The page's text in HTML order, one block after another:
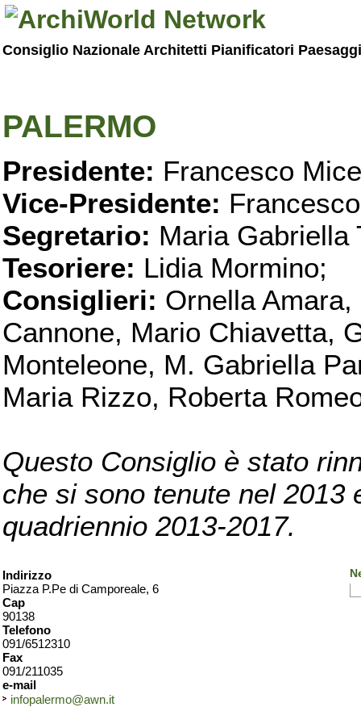
Consiglio Nazionale Architetti Pianificatori
PALERMO
Presidente: Francesco
Vice-Presidente:
Segretario: Maria Gabriella
Tesoriere: Lidia Mormino;
Consiglieri: Ornella
Cannone, Mario Chiavetta,
Monteleone, M. Gabriella
Maria Rizzo, Roberta
Questo Consiglio è stato
che si sono tenute nel 2013
quadriennio 2013-2017.
Indirizzo
Piazza P.Pe di Camporeale, 6
Cap
90138
Telefono
091/6512310
Fax
091/211035
e-mail
infopalermo@awn.it